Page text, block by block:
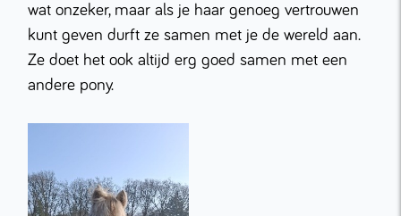
wat onzeker, maar als je haar genoeg vertrouwen
kunt geven durft ze samen met je de wereld aan.
Ze doet het ook altijd erg goed samen met een
andere pony.